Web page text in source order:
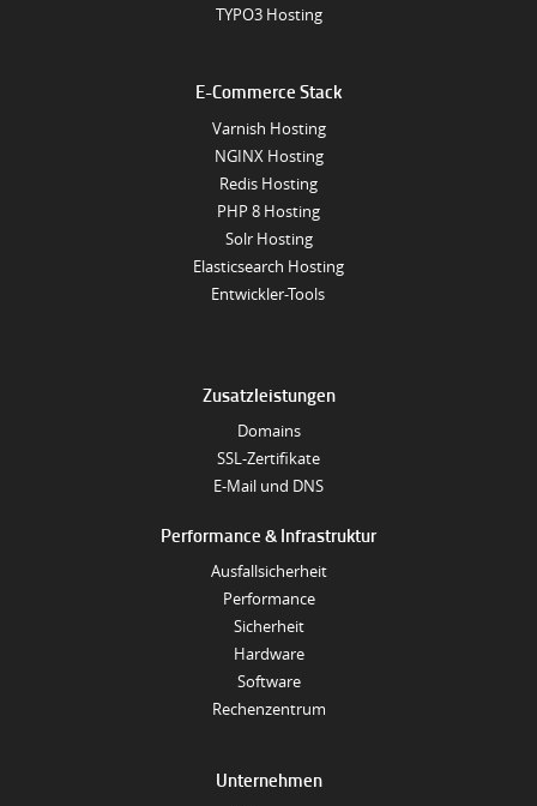
TYPO3 Hosting
E-Commerce Stack
Varnish Hosting
NGINX Hosting
Redis Hosting
PHP 8 Hosting
Solr Hosting
Elasticsearch Hosting
Entwickler-Tools
Zusatzleistungen
Domains
SSL-Zertifikate
E-Mail und DNS
Performance & Infrastruktur
Ausfallsicherheit
Performance
Sicherheit
Hardware
Software
Rechenzentrum
Unternehmen